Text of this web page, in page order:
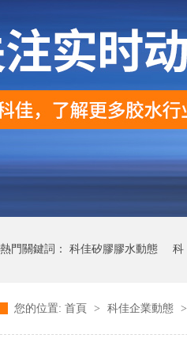
熱門關鍵詞： 科佳矽膠膠水動態 科
科佳UV無（wú）影膠水（shuǐ）動態
您的位置: 首頁 > 科佳企業動態 >